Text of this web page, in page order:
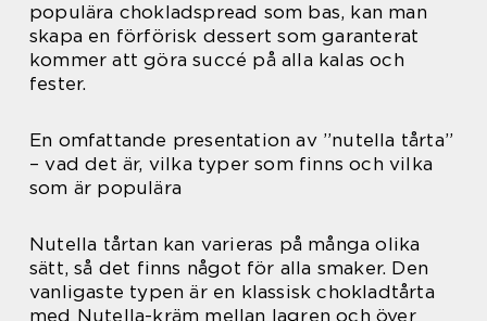
populära chokladspread som bas, kan man
skapa en förförisk dessert som garanterat
kommer att göra succé på alla kalas och
fester.
En omfattande presentation av ”nutella tårta”
– vad det är, vilka typer som finns och vilka
som är populära
Nutella tårtan kan varieras på många olika
sätt, så det finns något för alla smaker. Den
vanligaste typen är en klassisk chokladtårta
med Nutella-kräm mellan lagren och över